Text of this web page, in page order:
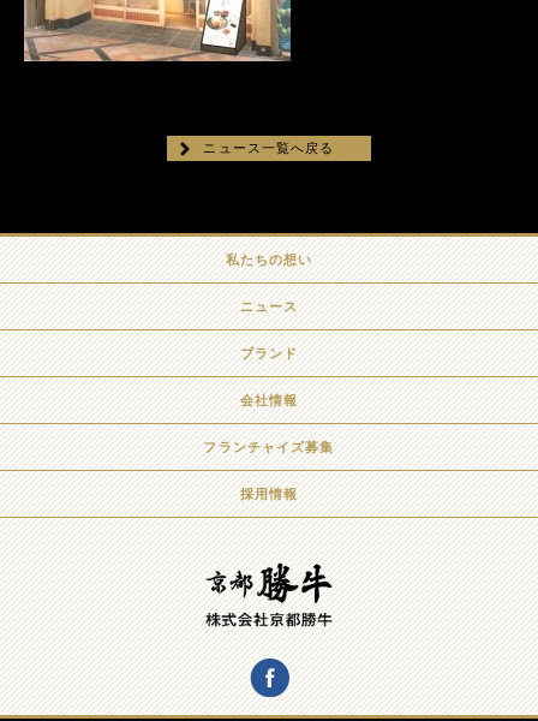
ニュース一覧へ戻る
私たちの想い
ニュース
ブランド
会社情報
フランチャイズ募集
採用情報